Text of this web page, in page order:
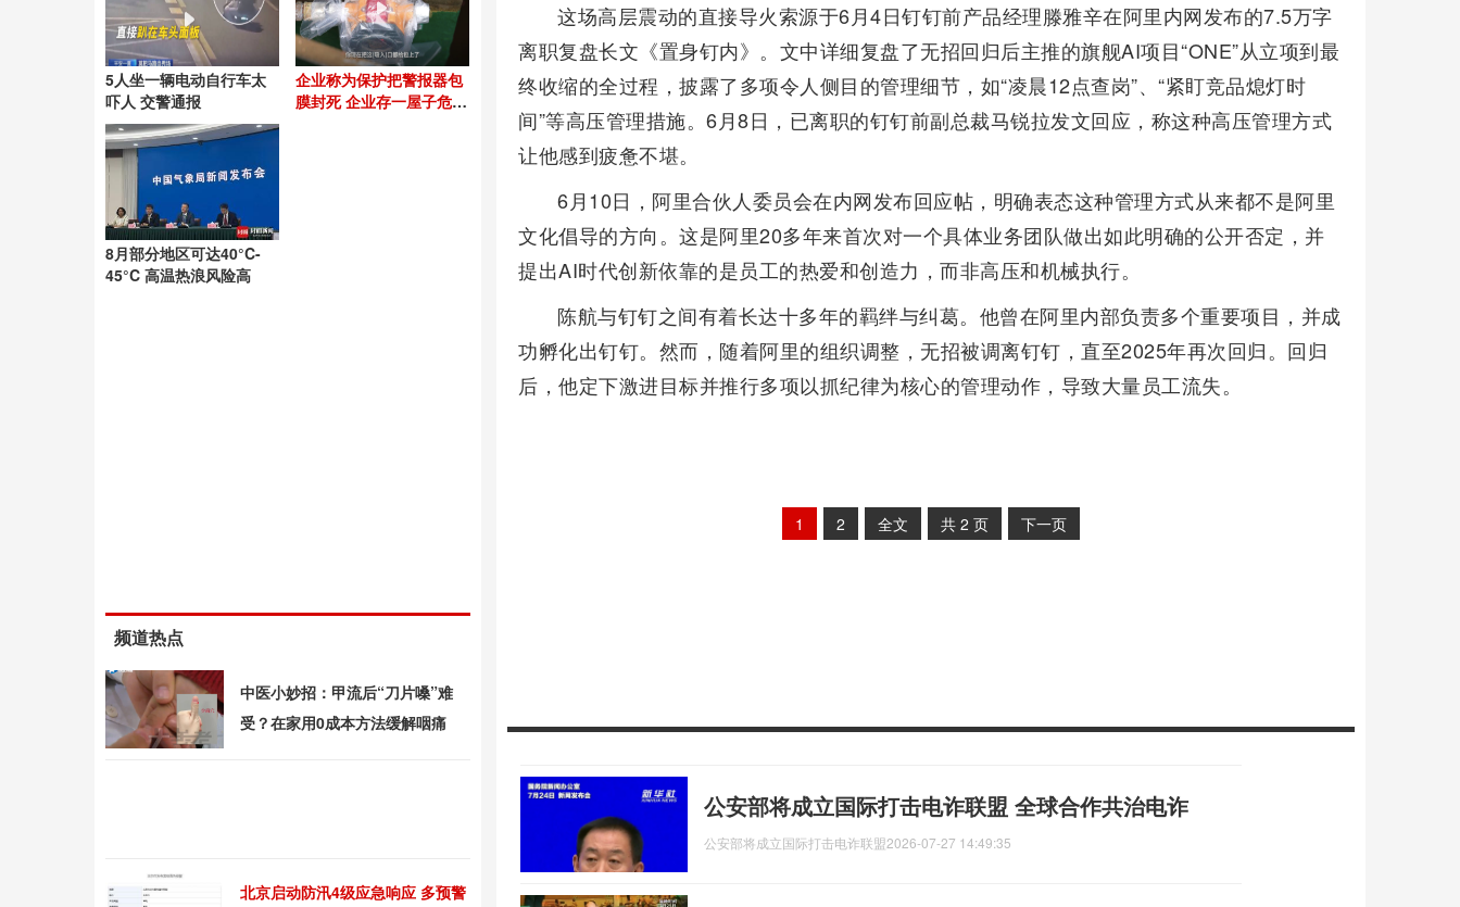
这场高层震动的直接导火索源于6月4日钉钉前产品经理滕雅辛在阿里内网发布的7.5万字
离职复盘长文《置身钉内》。文中详细复盘了无招回归后主推的旗舰AI项目“ONE”从立项到最
终收缩的全过程，披露了多项令人侧目的管理细节，如“凌晨12点查岗”、“紧盯竞品熄灯时
间”等高压管理措施。6月8日，已离职的钉钉前副总裁马锐拉发文回应，称这种高压管理方式
让他感到疲惫不堪。
6月10日，阿里合伙人委员会在内网发布回应帖，明确表态这种管理方式从来都不是阿里
文化倡导的方向。这是阿里20多年来首次对一个具体业务团队做出如此明确的公开否定，并
提出AI时代创新依靠的是员工的热爱和创造力，而非高压和机械执行。
陈航与钉钉之间有着长达十多年的羁绊与纠葛。他曾在阿里内部负责多个重要项目，并成
功孵化出钉钉。然而，随着阿里的组织调整，无招被调离钉钉，直至2025年再次回归。回归
后，他定下激进目标并推行多项以抓纪律为核心的管理动作，导致大量员工流失。
1 2 全文 共 2 页 下一页
公安部将成立国际打击电诈联盟 全球合作共治电诈
公安部将成立国际打击电诈联盟2026-07-27 14:49:35
5人坐一辆电动自行车太
吓人 交警通报
企业称为保护把警报器包
膜封死 企业存一屋子危化
8月部分地区可达40°C-
45°C 高温热浪风险高
频道热点
中医小妙招：甲流后“刀片嗓”难
受？在家用0成本方法缓解咽痛
北京启动防汛4级应急响应 多预警